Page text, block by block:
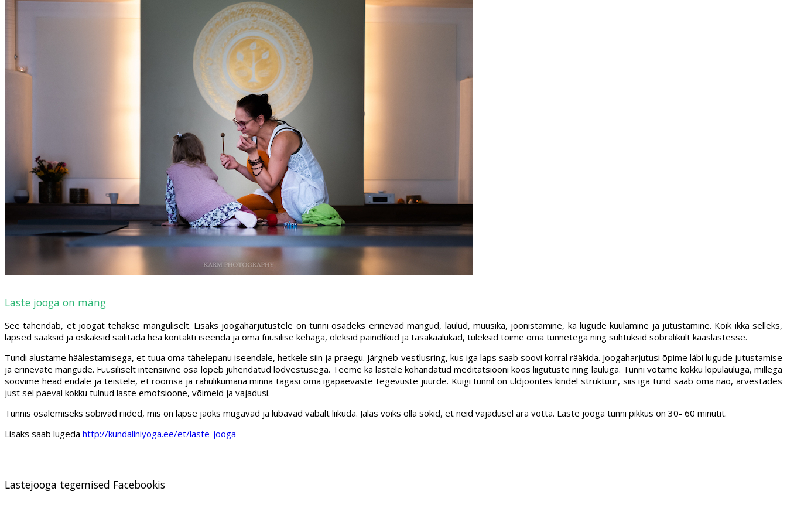
Laste jooga on mäng
See tähendab, et joogat tehakse mänguliselt. Lisaks joogaharjutustele on tunni osadeks erinevad mängud, laulud, muusika, joonistamine, ka lugude kuulamine ja jutustamine. Kõik ikka selleks,
lapsed saaksid ja oskaksid säilitada hea kontakti iseenda ja oma füüsilise kehaga, oleksid paindlikud ja tasakaalukad, tuleksid toime oma tunnetega ning suhtuksid sõbralikult kaaslastesse.
Tundi alustame häälestamisega, et tuua oma tähelepanu iseendale, hetkele siin ja praegu. Järgneb vestlusring, kus iga laps saab soovi korral rääkida. Joogaharjutusi õpime läbi lugude jutustamise
ja erinevate mängude. Füüsiliselt intensiivne osa lõpeb juhendatud lõdvestusega. Teeme ka lastele kohandatud meditatsiooni koos liigutuste ning lauluga. Tunni võtame kokku lõpulauluga, millega
soovime head endale ja teistele, et rõõmsa ja rahulikumana minna tagasi oma igapäevaste tegevuste juurde. Kuigi tunnil on üldjoontes kindel struktuur, siis iga tund saab oma näo, arvestades
just sel päeval kokku tulnud laste emotsioone, võimeid ja vajadusi.
Tunnis osalemiseks sobivad riided, mis on lapse jaoks mugavad ja lubavad vabalt liikuda. Jalas võiks olla sokid, et neid vajadusel ära võtta. Laste jooga tunni pikkus on 30- 60 minutit.
Lisaks saab lugeda http://kundaliniyoga.ee/et/laste-jooga
Lastejooga tegemised Facebookis